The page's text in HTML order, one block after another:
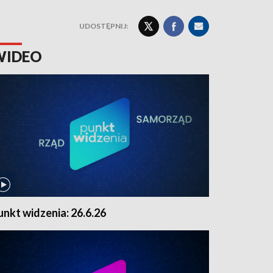
UDOSTĘPNIJ:
widzenia: 26.6.26